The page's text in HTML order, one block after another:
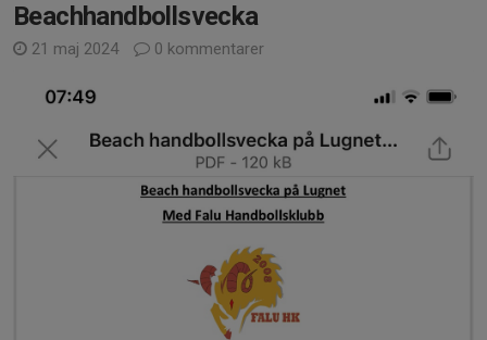
Beachhandbollsvecka
21 maj 2024 0 kommentarer